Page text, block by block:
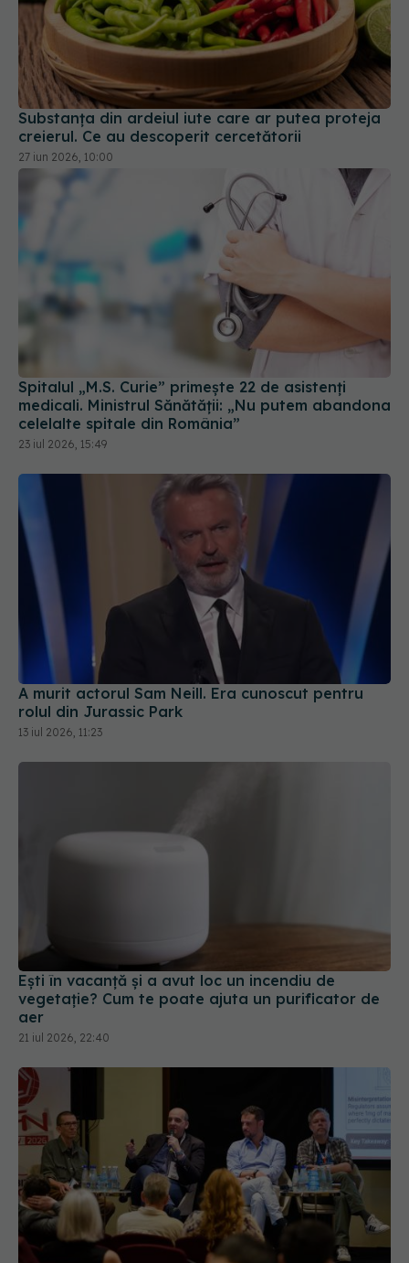
Substanța din ardeiul iute care ar putea proteja
creierul. Ce au descoperit cercetătorii
27 iun 2026, 10:00
Spitalul „M.S. Curie” primește 22 de asistenți
medicali. Ministrul Sănătății: „Nu putem abandona
celelalte spitale din România”
23 iul 2026, 15:49
A murit actorul Sam Neill. Era cunoscut pentru
rolul din Jurassic Park
13 iul 2026, 11:23
Ești în vacanță și a avut loc un incendiu de
vegetație? Cum te poate ajuta un purificator de
aer
21 iul 2026, 22:40